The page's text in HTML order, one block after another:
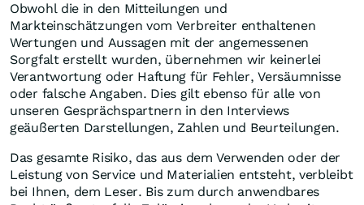
Obwohl die in den Mitteilungen und
Markteinschätzungen vom Verbreiter enthaltenen
Wertungen und Aussagen mit der angemessenen
Sorgfalt erstellt wurden, übernehmen wir keinerlei
Verantwortung oder Haftung für Fehler, Versäumnisse
oder falsche Angaben. Dies gilt ebenso für alle von
unseren Gesprächspartnern in den Interviews
geäußerten Darstellungen, Zahlen und Beurteilungen.
Das gesamte Risiko, das aus dem Verwenden oder der
Leistung von Service und Materialien entsteht, verbleibt
bei Ihnen, dem Leser. Bis zum durch anwendbares